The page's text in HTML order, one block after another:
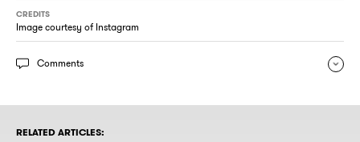
CREDITS
Image courtesy of Instagram
Comments
RELATED ARTICLES: